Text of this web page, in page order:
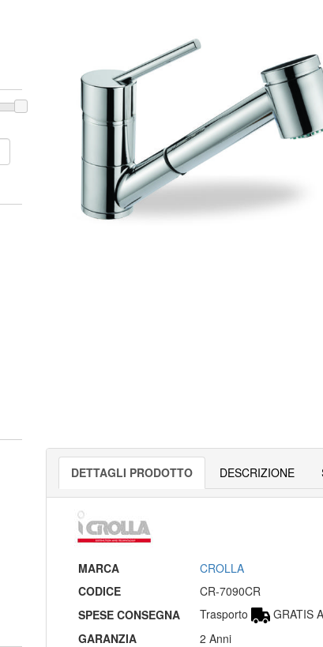
DETTAGLI PRODOTTO DESCRIZIONE
MARCA
CROLLA
CODICE
CR-7090CR
SPESE CONSEGNA
Trasporto
GRATIS
GARANZIA
2 Anni